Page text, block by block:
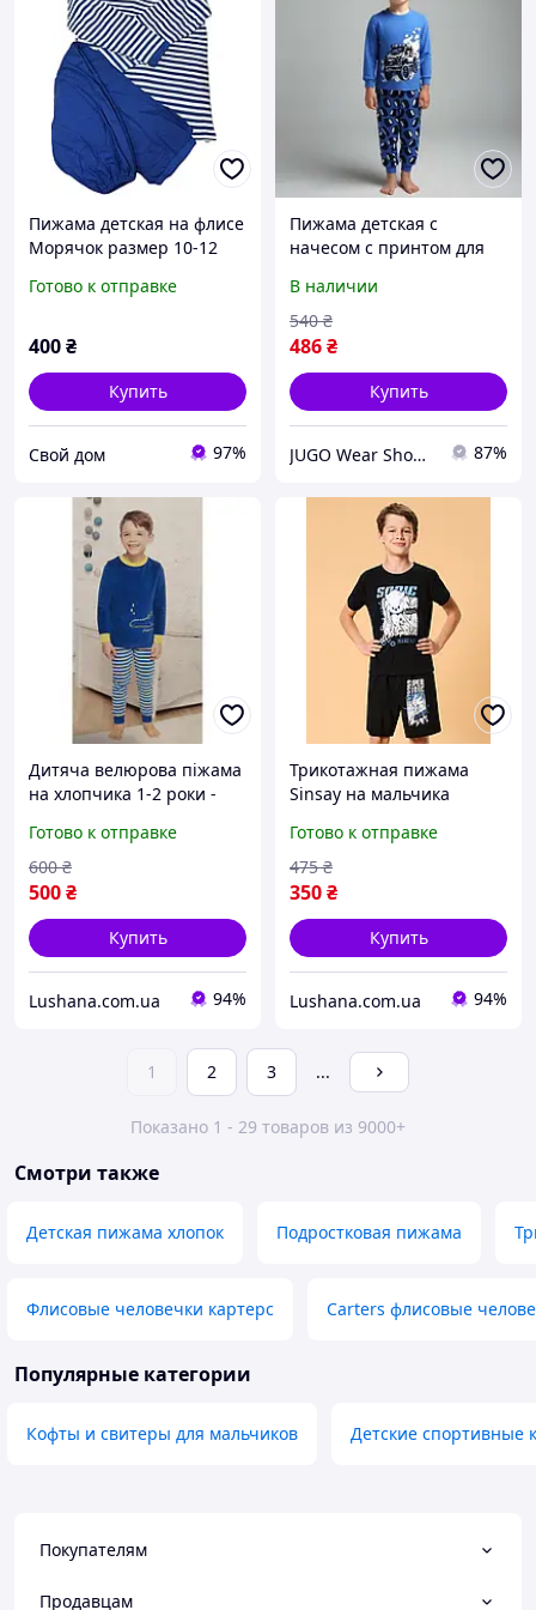
Пижама детская на флисе
Морячок размер 10-12
Готово к отправке
400₴
Купить
Свой дом 97%
Пижама детская с
начесом с принтом для
tato 0102302кол Синий 86
В наличии
486₴
540 ₴
Купить
JUGO Wear Shop ⭐ Український одяг. Комфортний. Доступний. Твій. 87%
Дитяча велюрова піжама
на хлопчика 1-2 роки -
Готово к отправке
500₴
600 ₴
Купить
Lushana.com.ua 94%
Трикотажная пижама
Sinsay на мальчика
футболка + шорты / р.152,
11-12 лет
Готово к отправке
350₴
475 ₴
Купить
Lushana.com.ua 94%
1 2 3 ...
Показано 1 - 29 товаров из 9000+
Смотри также
Детская пижама хлопок Подростковая пижама
Флисовые человечки картерс Carters флисовые
Популярные категории
Кофты и свитеры для мальчиков Детские спортивные
Покупателям
Продавцам